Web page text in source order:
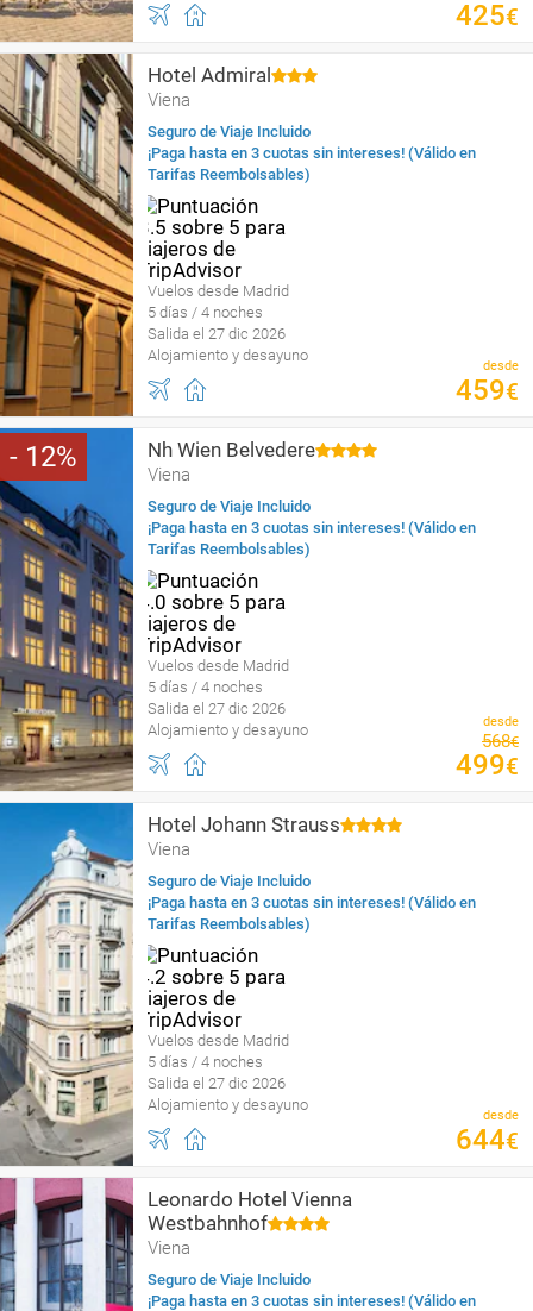
425€
Hotel Admiral
Viena
Seguro de Viaje Incluido
¡Paga hasta en 3 cuotas sin intereses! (Válido en
Tarifas Reembolsables)
Vuelos desde Madrid
5 días / 4 noches
Salida el 27 dic 2026
Alojamiento y desayuno
desde
459€
12 Nh Wien Belvedere
Viena
Seguro de Viaje Incluido
¡Paga hasta en 3 cuotas sin intereses! (Válido en
Tarifas Reembolsables)
Vuelos desde Madrid
5 días / 4 noches
Salida el 27 dic 2026
Alojamiento y desayuno
desde
568€
499€
Hotel Johann Strauss
Viena
Seguro de Viaje Incluido
¡Paga hasta en 3 cuotas sin intereses! (Válido en
Tarifas Reembolsables)
Vuelos desde Madrid
5 días / 4 noches
Salida el 27 dic 2026
Alojamiento y desayuno
desde
644€
Leonardo Hotel Vienna
Westbahnhof
Viena
Seguro de Viaje Incluido
¡Paga hasta en 3 cuotas sin intereses! (Válido en